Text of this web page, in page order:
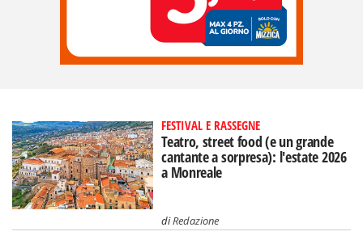
FESTIVAL E RASSEGNE
Teatro, street food (e un grande
cantante a sorpresa): l'estate 2026
a Monreale
diRedazione